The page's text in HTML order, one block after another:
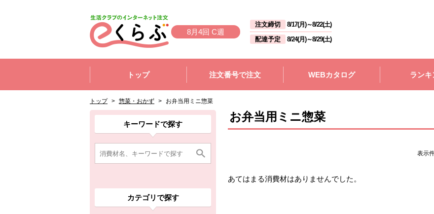
8月4回 C週
注文締切 8/17(月)～8/22(土)
配達予定
8/24(月)～8/29(土)
トップ
注文番号で注文 WEBカタログ ランキ
トップ > 惣菜・おかず > お弁当用ミニ惣菜
ここから消費材検索メニューです。
キーワードで探す
カテゴリで探す
消費材検索メニューここまで。
ここから本文です。
ここから組合員向けメニューです。
組合員向けメニューここまで。
ここから本文です。 お弁当用ミニ惣菜
表示
あてはまる消費材はありませんでした。